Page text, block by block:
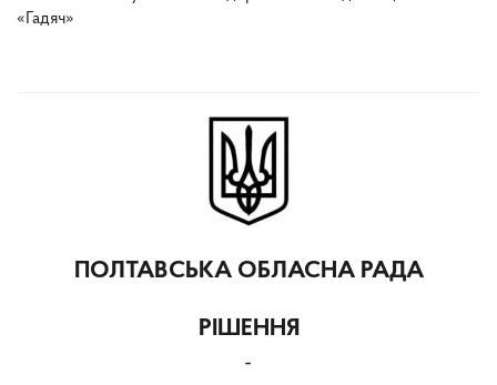
«Гадяч»
ПОЛТАВСЬКА ОБЛАСНА РАДА
РІШЕННЯ
-